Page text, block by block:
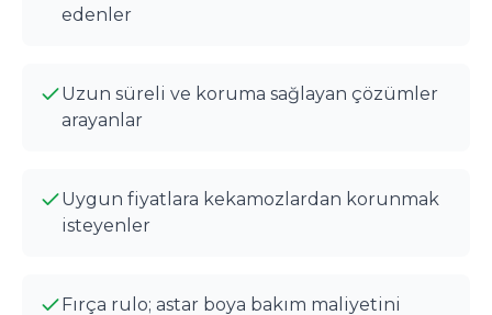
edenler
Uzun süreli ve koruma sağlayan çözümler
arayanlar
Uygun fiyatlara kekamozlardan korunmak
isteyenler
Fırça rulo; astar boya bakım maliyetini